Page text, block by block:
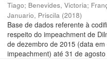
Tiago; Benevides, Victoria;
Januario, Priscila (2018)
Base de dados referente à
respeito do impeachment de
de dezembro de 2015 (data
impeachment) até 31 de